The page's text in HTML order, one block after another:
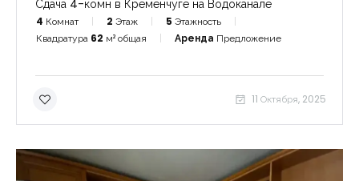
Сдача 4-комн в Кременчуге на Водоканале
4 Комнат 2 Этаж 5 Этажность
Квадратура 62 м² общая Аренда Предложение
11 Октября, 2025